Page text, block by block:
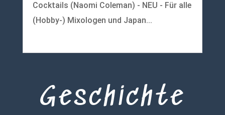
Cocktails (Naomi Coleman) - NEU - Für alle
(Hobby-) Mixologen und Japan...
Geschichte